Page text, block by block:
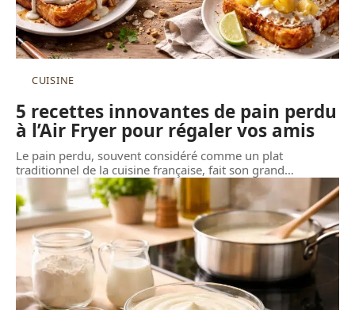
CUISINE
5 recettes innovantes de pain perdu
à l’Air Fryer pour régaler vos amis
Le pain perdu, souvent considéré comme un plat
traditionnel de la cuisine française, fait son grand…